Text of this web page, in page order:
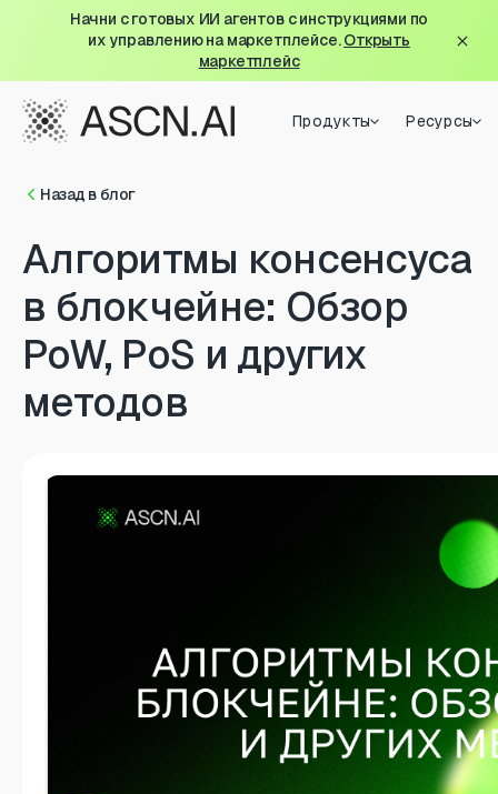
Начни с готовых ИИ агентов с инструкциями по
их управлению на маркетплейсе.Открыть
маркетплейс
Продукты Ресурсы
Назад в блог
Алгоритмы консенсуса
в блокчейне: Обзор
PoW, PoS и других
методов